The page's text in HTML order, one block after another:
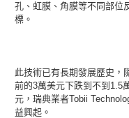
孔、虹膜、角膜等不同部位
標。
此技術已有長期發展歷史，
前的3萬美元下跌到不到1.5
元，瑞典業者Tobii
益興起。